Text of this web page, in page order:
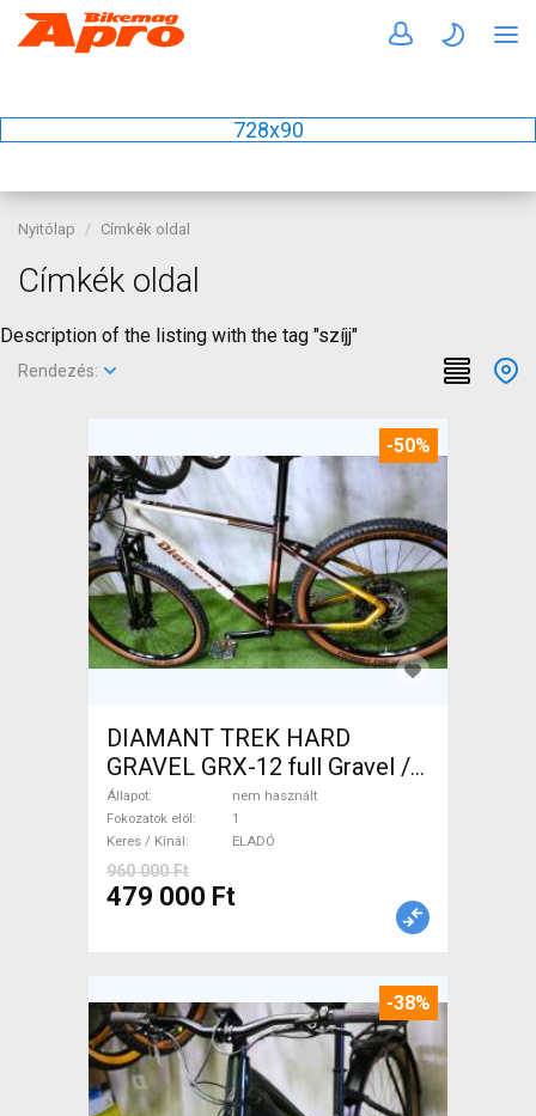
728x90
Nyitólap Címkék oldal
Címkék oldal
Description of the listing with the tag "szíjj"
Rendezés:
-50%
DIAMANT TREK HARD
GRAVEL GRX-12 full Gravel /
CX tárcsafék nem használt
ELADÓ
Állapot
nem használt
Fokozatok elöl
1
Keres / Kínál
ELADÓ
960 000 Ft
479 000 Ft
-38%